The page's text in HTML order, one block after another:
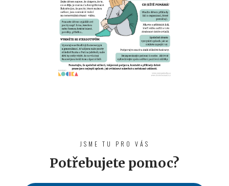
JSME TU PRO VÁS
Potřebujete pomoc?